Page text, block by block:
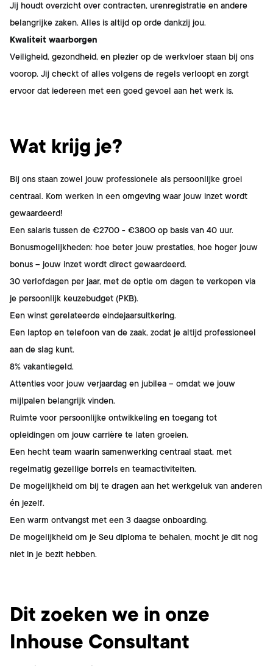
Jij houdt overzicht over contracten, urenregistratie en andere
belangrijke zaken. Alles is altijd op orde dankzij jou.
Kwaliteit waarborgen
Veiligheid, gezondheid, en plezier op de werkvloer staan bij ons
voorop. Jij checkt of alles volgens de regels verloopt en zorgt
ervoor dat iedereen met een goed gevoel aan het werk is.
Wat krijg je?
Bij ons staan zowel jouw professionele als persoonlijke groei
centraal. Kom werken in een omgeving waar jouw inzet wordt
gewaardeerd!
Een salaris tussen de €2700 - €3800 op basis van 40 uur.
Bonusmogelijkheden: hoe beter jouw prestaties, hoe hoger jouw
bonus – jouw inzet wordt direct gewaardeerd.
30 verlofdagen per jaar, met de optie om dagen te verkopen via
je persoonlijk keuzebudget (PKB).
Een winst gerelateerde eindejaarsuitkering.
Een laptop en telefoon van de zaak, zodat je altijd professioneel
aan de slag kunt.
8% vakantiegeld.
Attenties voor jouw verjaardag en jubilea – omdat we jouw
mijlpalen belangrijk vinden.
Ruimte voor persoonlijke ontwikkeling en toegang tot
opleidingen om jouw carrière te laten groeien.
Een hecht team waarin samenwerking centraal staat, met
regelmatig gezellige borrels en teamactiviteiten.
De mogelijkheid om bij te dragen aan het werkgeluk van anderen
én jezelf.
Een warm ontvangst met een 3 daagse onboarding.
De mogelijkheid om je Seu diploma te behalen, mocht je dit nog
niet in je bezit hebben.
Dit ben jij
Dit zoeken we in onze
Inhouse Consultant